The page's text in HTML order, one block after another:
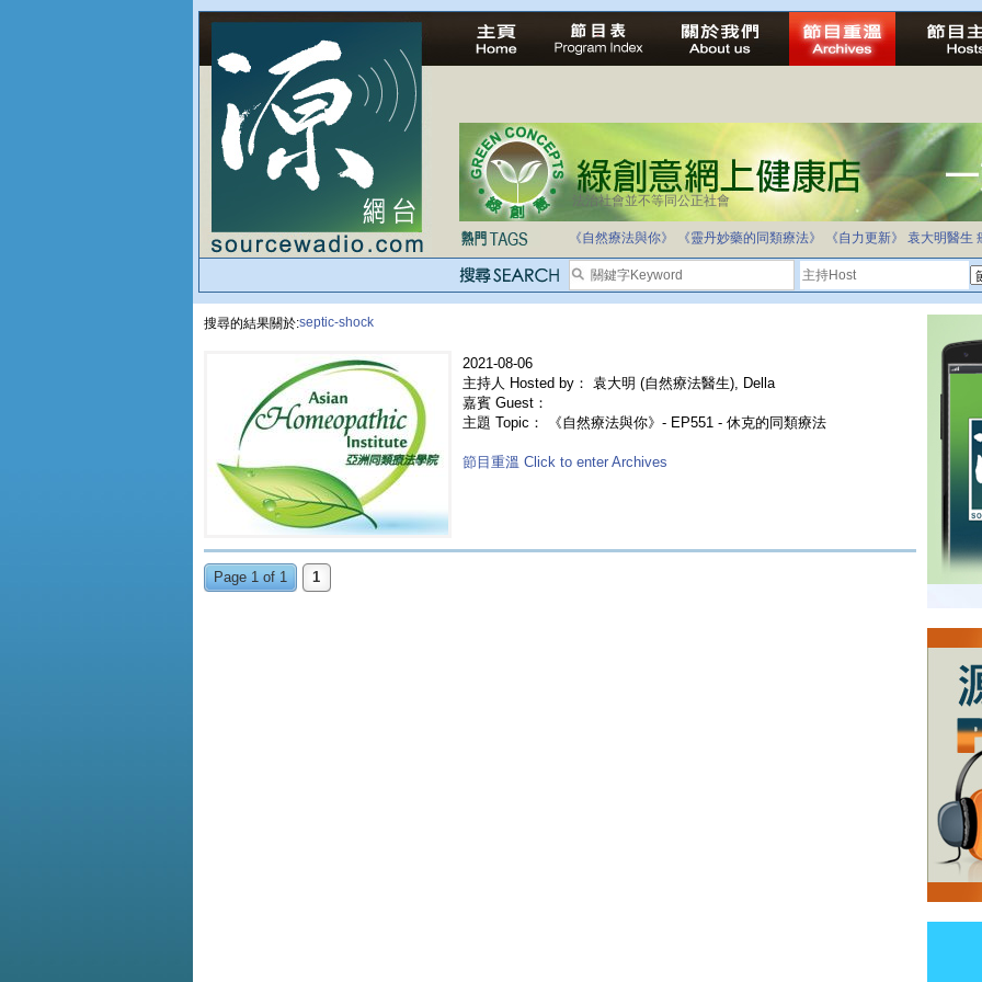
法治社會並不等同公正社會
《自然療法與你》 《靈丹妙藥的同類療法》 《自力更新》 袁大明醫生
搜尋的結果關於:septic-shock
2021-08-06
主持人 Hosted by： 袁大明 (自然療法醫生), Della
嘉賓 Guest：
主題 Topic： 《自然療法與你》- EP551 - 休克的同類療法
節目重溫 Click to enter Archives
Page 1 of 1 1